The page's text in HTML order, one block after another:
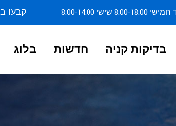
8:00-14:00 קבעו
בדיקות קניה חדשות בלוג